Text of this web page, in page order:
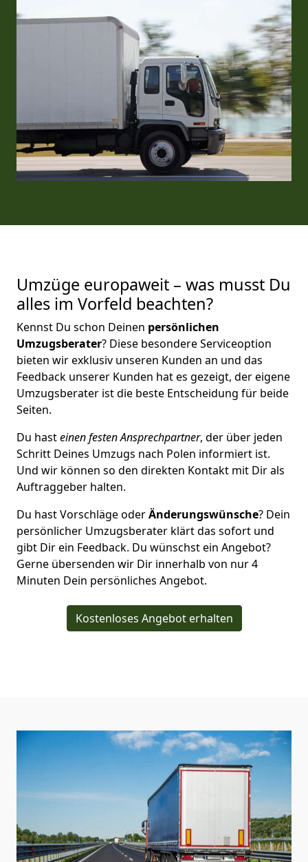
Umzüge europaweit – was musst Du
alles im Vorfeld beachten?
Kennst Du schon Deinen persönlichen
Umzugsberater? Diese besondere Serviceoption
bieten wir exklusiv unseren Kunden an und das
Feedback unserer Kunden hat es gezeigt, der eigene
Umzugsberater ist die beste Entscheidung für beide
Seiten.
Du hasteinen festen Ansprechpartner, der über jeden
Schritt Deines Umzugs nach Polen informiert ist.
Und wir können so den direkten Kontakt mit Dir als
Auftraggeber halten.
Du hast Vorschläge oderÄnderungswünsche? Dein
persönlicher Umzugsberater klärt das sofort und
gibt Dir ein Feedback. Du wünschst ein Angebot?
Gerne übersenden wir Dir innerhalb von nur4
Minuten Dein persönliches Angebot.
Kostenloses Angebot erhalten